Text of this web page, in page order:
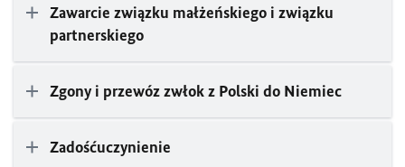
Zawarcie związku małżeńskiego i związku
partnerskiego
Zgony i przewóz zwłok z Polski do Niemiec
Zadośćuczynienie